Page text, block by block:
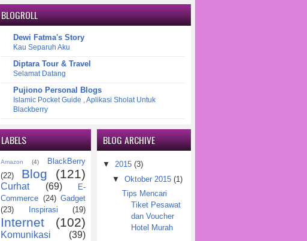
BLOGROLL
Dewi Fatma's Story
Kau Separuh Aku
Diptara Tour & Travel
Selamat Datang
Pujiono Personal Blogs
Islamic Pocket Guide , Aplikasi Sholat Untuk
Blackberry
LABELS
Amazon (4)
BlackBerry
(22)
Blog (121)
Curhat (69)
E-
Commerce (24) Gadget
(23)
Inspirasi (19)
Internet (102)
Komunikasi (39)
BLOG ARCHIVE
▼ 2015 (3)
▼
Oktober 2015 (1)
Tips Mencari
Tiket Pesawat
dan Voucher
Hotel Murah